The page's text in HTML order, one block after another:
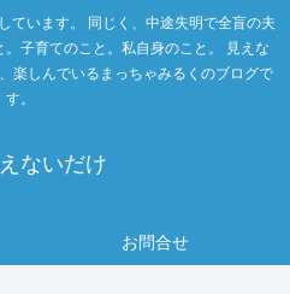
ています。 同じく、中途失明で全盲の夫
子育てのこと。私自身のこと。 見えな
楽しんでいるまっちゃみるくのブログで
す。
ないだけ
お問合せ